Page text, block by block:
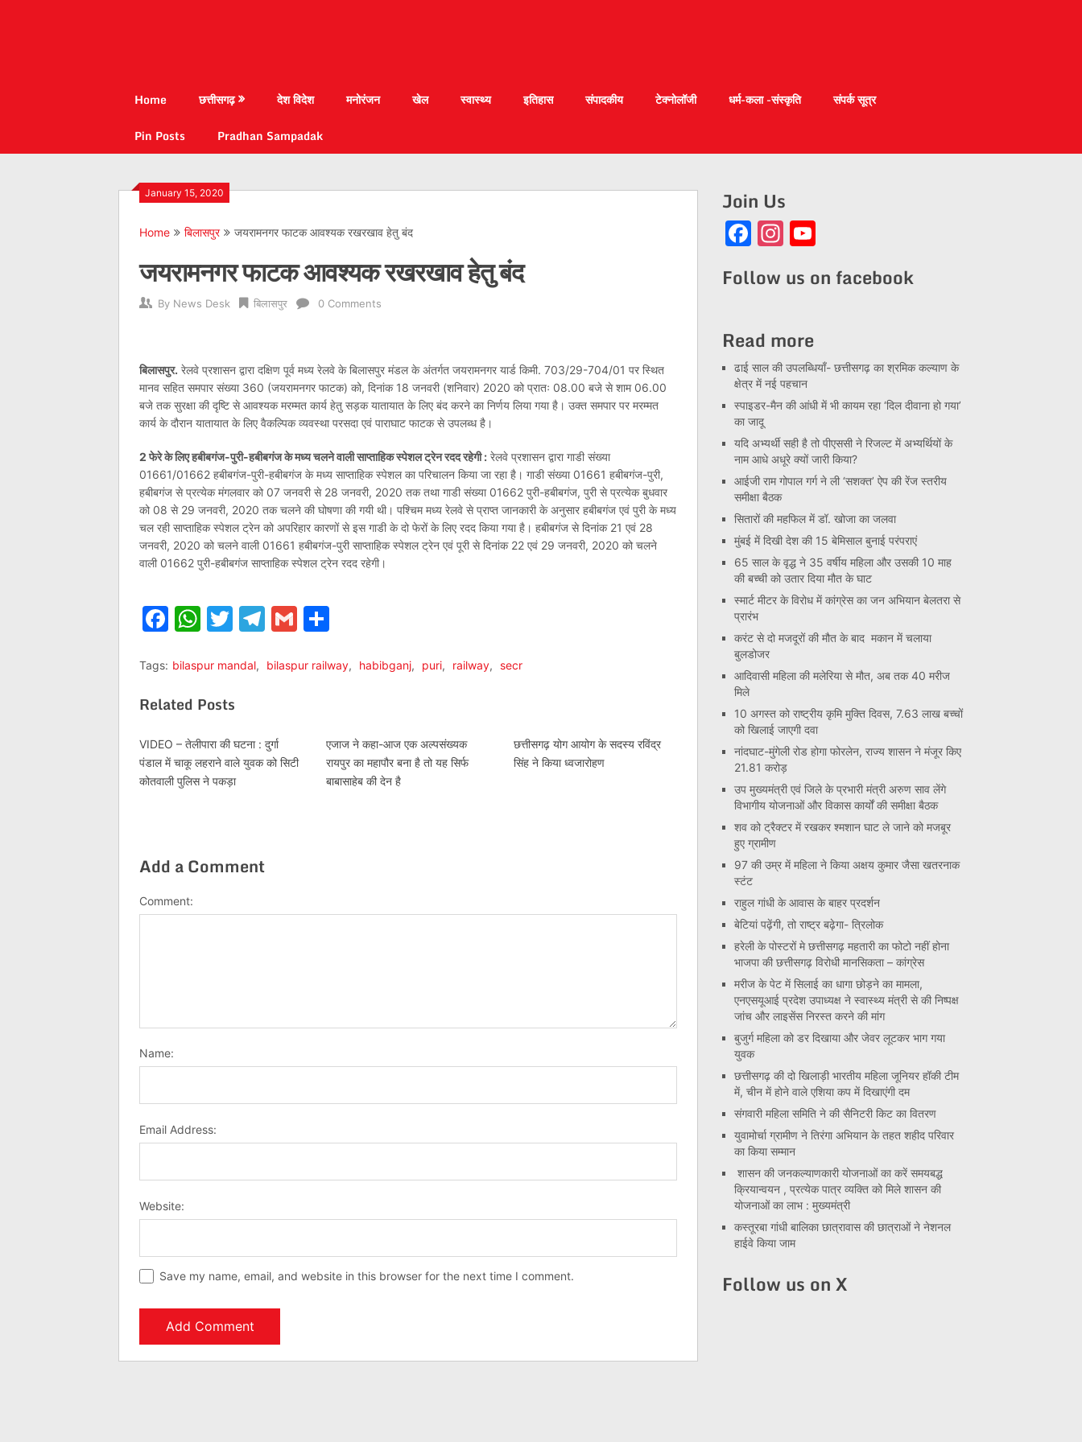
Home छत्तीसगढ़ देश विदेश मनोरंजन खेल स्वास्थ्य इतिहास संपादकीय टेक्नोलॉजी धर्म-कला -संस्कृति
संपर्क सूत्र
Pin Posts
Pradhan Sampadak
January 15, 2020
Home बिलासपुर जयरामनगर फाटक आवश्यक रखरखाव हेतु बंद
जयरामनगर फाटक आवश्यक रखरखाव हेतु बंद
By News Desk बिलासपुर 0 Comments
बिलासपुर. रेलवे प्रशासन द्वारा दक्षिण पूर्व मध्य रेलवे के बिलासपुर मंडल के अंतर्गत जयरामनगर यार्ड किमी. 703/29-704/01 पर स्थित
मानव सहित समपार संख्या 360 (जयरामनगर फाटक) को, दिनांक 18 जनवरी (शनिवार) 2020 को प्रातः 08.00 बजे से शाम 06.00
बजे तक सुरक्षा की दृष्टि से आवश्यक मरम्मत कार्य हेतु सड़क यातायात के लिए बंद करने का निर्णय लिया गया है। उक्त समपार पर मरम्मत
कार्य के दौरान यातायात के लिए वैकल्पिक व्यवस्था परसदा एवं पाराघाट फाटक से उपलब्ध है।
2 फेरे के लिए हबीबगंज-पुरी-हबीबगंज के मध्य चलने वाली साप्ताहिक स्पेशल ट्रेन रदद रहेगी : रेलवे प्रशासन द्वारा गाडी संख्या
01661/01662 हबीबगंज-पुरी-हबीबगंज के मध्य साप्ताहिक स्पेशल का परिचालन किया जा रहा है। गाडी संख्या 01661 हबीबगंज-पुरी,
हबीबगंज से प्रत्येक मंगलवार को 07 जनवरी से 28 जनवरी, 2020 तक तथा गाडी संख्या 01662 पुरी-हबीबगंज, पुरी से प्रत्येक बुधवार
को 08 से 29 जनवरी, 2020 तक चलने की घोषणा की गयी थी। पश्चिम मध्य रेलवे से प्राप्त जानकारी के अनुसार हबीबगंज एवं पुरी के मध्य
चल रही साप्ताहिक स्पेशल ट्रेन को अपरिहार कारणों से इस गाडी के दो फेरों के लिए रदद किया गया है। हबीबगंज से दिनांक 21 एवं 28
जनवरी, 2020 को चलने वाली 01661 हबीबगंज-पुरी साप्ताहिक स्पेशल ट्रेन एवं पूरी से दिनांक 22 एवं 29 जनवरी, 2020 को चलने
वाली 01662 पुरी-हबीबगंज साप्ताहिक स्पेशल ट्रेन रदद रहेगी।
Facebook
WhatsApp
Twitter
Telegram
Gmail
Tags: bilaspur mandal, bilaspur railway, habibganj, puri, railway, secr
Related Posts
VIDEO – तेलीपारा की घटना : दुर्गा
पंडाल में चाकू लहराने वाले युवक को सिटी
कोतवाली पुलिस ने पकड़ा
एजाज ने कहा-आज एक अल्पसंख्यक
रायपुर का महापौर बना है तो यह सिर्फ
बाबासाहेब की देन है
छत्तीसगढ़ योग आयोग के सदस्य रविंद्र
सिंह ने किया ध्वजारोहण
Add a Comment
Comment:
Name:
Email Address:
Website:
Save my name, email, and website in this browser for the next time I comment.
Join Us
Facebook
Instagram
Follow us on facebook
Read more
ढाई साल की उपलब्धियाँ- छत्तीसगढ़ का श्रमिक कल्याण के
क्षेत्र में नई पहचान
स्पाइडर-मैन की आंधी में भी कायम रहा ‘दिल दीवाना हो गया’
का जादू
यदि अभ्यर्थी सही है तो पीएससी ने रिजल्ट में अभ्यर्थियों के
नाम आधे अधूरे क्यों जारी किया?
आईजी राम गोपाल गर्ग ने ली ‘सशक्त’ ऐप की रेंज स्तरीय
समीक्षा बैठक
सितारों की महफिल में डॉ. खोजा का जलवा
मुंबई में दिखी देश की 15 बेमिसाल बुनाई परंपराएं
65 साल के वृद्ध ने 35 वर्षीय महिला और उसकी 10 माह
की बच्ची को उतार दिया मौत के घाट
स्मार्ट मीटर के विरोध में कांग्रेस का जन अभियान बेलतरा से
प्रारंभ
करंट से दो मजदूरों की मौत के बाद मकान में चलाया
बुलडोजर
आदिवासी महिला की मलेरिया से मौत, अब तक 40 मरीज
मिले
10 अगस्त को राष्ट्रीय कृमि मुक्ति दिवस, 7.63 लाख बच्चों
को खिलाई जाएगी दवा
नांदघाट-मुंगेली रोड होगा फोरलेन, राज्य शासन ने मंजूर किए
21.81 करोड़
उप मुख्यमंत्री एवं जिले के प्रभारी मंत्री अरुण साव लेंगे
विभागीय योजनाओं और विकास कार्यों की समीक्षा बैठक
शव को ट्रैक्टर में रखकर श्मशान घाट ले जाने को मजबूर
हुए ग्रामीण
97 की उम्र में महिला ने किया अक्षय कुमार जैसा खतरनाक
स्टंट
राहुल गांधी के आवास के बाहर प्रदर्शन
बेटियां पढ़ेंगी, तो राष्ट्र बढ़ेगा- त्रिलोक
हरेली के पोस्टरों मे छत्तीसगढ़ महतारी का फोटो नहीं होना
भाजपा की छत्तीसगढ़ विरोधी मानसिकता – कांग्रेस
मरीज के पेट में सिलाई का धागा छोड़ने का मामला,
एनएसयूआई प्रदेश उपाध्यक्ष ने स्वास्थ्य मंत्री से की निष्पक्ष
जांच और लाइसेंस निरस्त करने की मांग
बुजुर्ग महिला को डर दिखाया और जेवर लूटकर भाग गया
युवक
छत्तीसगढ़ की दो खिलाड़ी भारतीय महिला जूनियर हॉकी टीम
में, चीन में होने वाले एशिया कप में दिखाएंगी दम
संगवारी महिला समिति ने की सैनिटरी किट का वितरण
युवामोर्चा ग्रामीण ने तिरंगा अभियान के तहत शहीद परिवार
का किया सम्मान
शासन की जनकल्याणकारी योजनाओं का करें समयबद्ध
क्रियान्वयन , प्रत्येक पात्र व्यक्ति को मिले शासन की
योजनाओं का लाभ : मुख्यमंत्री
कस्तूरबा गांधी बालिका छात्रावास की छात्राओं ने नेशनल
हाईवे किया जाम
Follow us on X